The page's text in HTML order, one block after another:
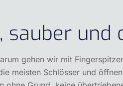
und
gehen wir mit
meisten Schlösser und